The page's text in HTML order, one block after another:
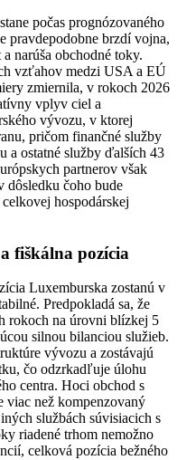
počas prognózovaného
pravdepodobne brzdí vojna,
narúša obchodné toky.
vzťahov medzi USA a EÚ
zmiernila, v rokoch 2026
vplyv ciel a
vývozu, v ktorej
pričom finančné služby
a ostatné služby ďalších 43
partnerov však
dôsledku čoho bude
hospodárskej
fiškálna pozícia
Luxemburska zostanú v
Predpokladá sa, že
rokoch na úrovni blízkej 5
silnou bilanciou služieb.
vývozu a zostávajú
čo odzrkadľuje úlohu
centra. Hoci obchod s
viac než kompenzovaný
službách súvisiacich s
riadené trhom nemožno
celková pozícia bežného